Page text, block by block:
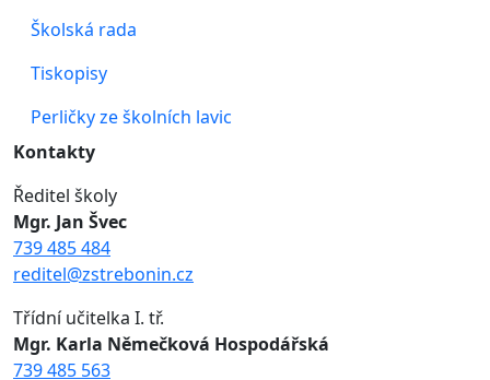
Školská rada
Tiskopisy
Perličky ze školních lavic
Kontakty
Ředitel školy
Mgr. Jan Švec
739 485 484
reditel@zstrebonin.cz
Třídní učitelka I. tř.
Mgr. Karla Němečková Hospodářská
739 485 563